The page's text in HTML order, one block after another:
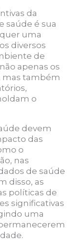
da
saúde é sua
uma
diversos
de
apenas os
mas também
o
devem
das
o
nas
de saúde
disso, as
políticas de
significativas
uma